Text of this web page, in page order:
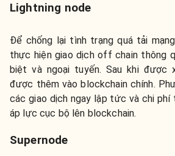
Lightning node
Để chống lại tình trạng quá tải
thực hiện giao dịch off chain thông
biệt và ngoại tuyến. Sau khi được
được thêm vào blockchain chính.
các giao dịch ngay lập tức và chi phí
áp lực cục bộ lên blockchain.
Supernode